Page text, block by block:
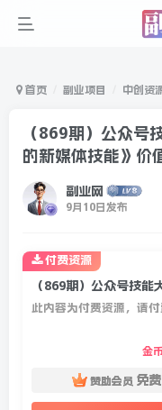
首页 副业项目 中创资
（869期）公众号
的新媒体技能》价
副业网
9月10日发布
此内容为付费资源，请
金币
赞助会员 免费
付费资源